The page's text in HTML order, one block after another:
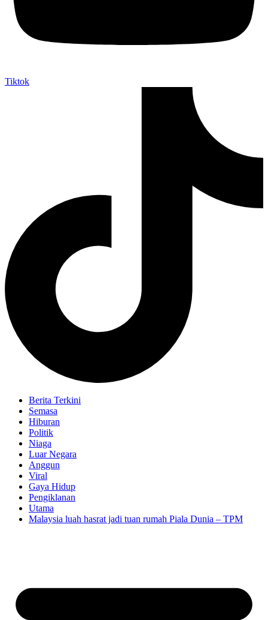
Tiktok
Berita Terkini
Semasa
Hiburan
Politik
Niaga
Luar Negara
Anggun
Viral
Gaya Hidup
Pengiklanan
Utama
Malaysia luah hasrat jadi tuan rumah Piala Dunia – TPM